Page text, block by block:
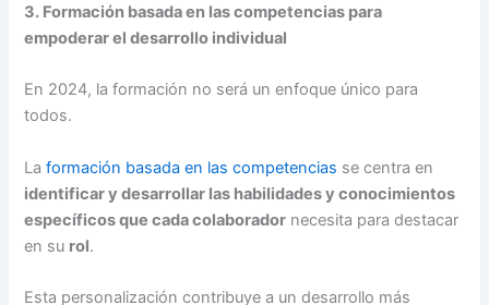
3. Formación basada en las competencias para
empoderar el desarrollo individual
En 2024, la formación no será un enfoque único para
todos.
Laformación basada en las competencias se centra en
identificar y desarrollar las habilidades y conocimientos
específicos que cada colaborador necesita para destacar
en su rol.
Esta personalización contribuye a un desarrollo más